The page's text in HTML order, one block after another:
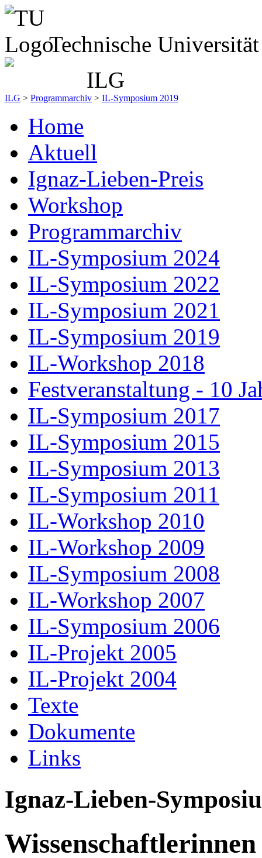
Technische
ILG > Programmarchiv > IL-Symposium 2019
Home
Aktuell
Ignaz-Lieben-Preis
Workshop
Programmarchiv
IL-Symposium 2024
IL-Symposium 2022
IL-Symposium 2021
IL-Symposium 2019
IL-Workshop 2018
Festveranstaltung - 10
IL-Symposium 2017
IL-Symposium 2015
IL-Symposium 2013
IL-Symposium 2011
IL-Workshop 2010
IL-Workshop 2009
IL-Symposium 2008
IL-Workshop 2007
IL-Symposium 2006
IL-Projekt 2005
IL-Projekt 2004
Texte
Dokumente
Links
Ignaz-Lieben-